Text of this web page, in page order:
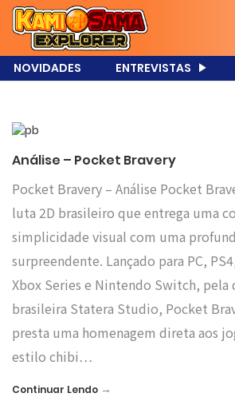
NOVIDADES ENTREVISTAS
Análise – Pocket Bravery
Pocket Bravery – Análise Pocket
luta 2D brasileiro que entrega uma
simplicidade visual com uma
surpreendente. Lançado para PC,
Xbox Series e Nintendo Switch, pela
brasileira Statera Studio, Pocket
presta uma homenagem direta aos
estilo chibi…
Continuar Lendo →